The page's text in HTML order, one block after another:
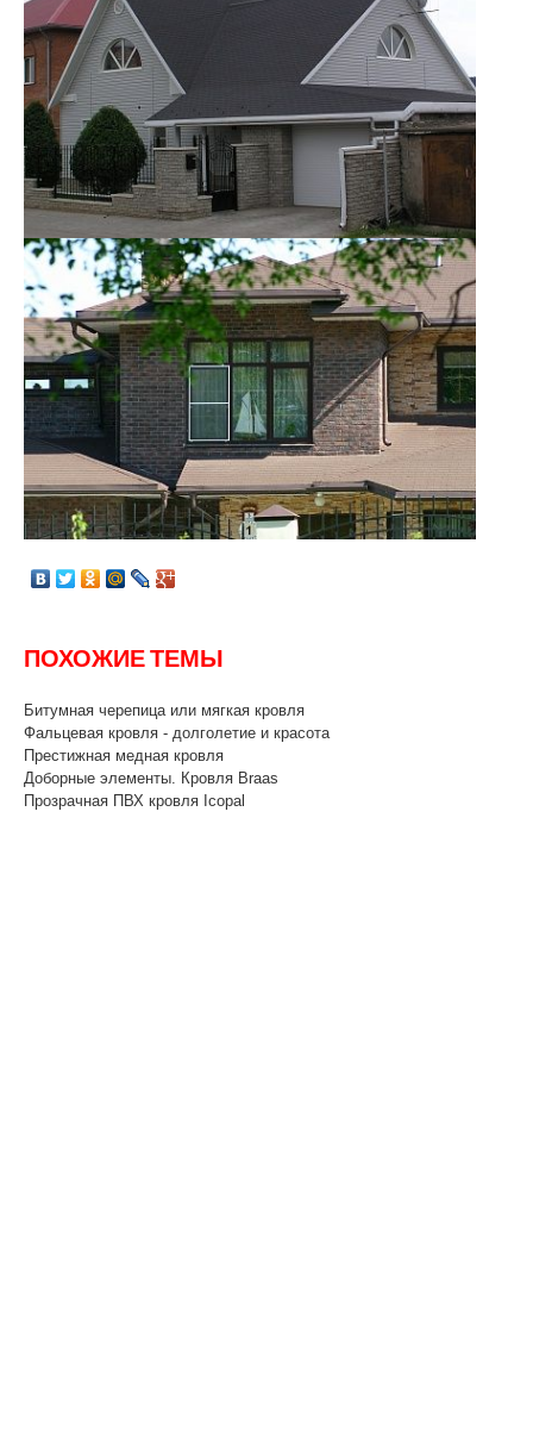
ПОХОЖИЕ ТЕМЫ
Битумная черепица или мягкая кровля
Фальцевая кровля - долголетие и красота
Престижная медная кровля
Доборные элементы. Кровля Braas
Прозрачная ПВХ кровля Icopal